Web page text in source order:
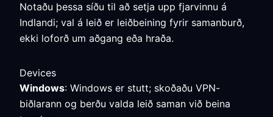
Notaðu þessa síðu til að setja upp fjarvinnu á
Indlandi; val á leið er leiðbeining fyrir samanburð,
ekki loforð um aðgang eða hraða.
Devices
Windows: Windows er stutt; skoðaðu VPN-
biðlarann og berðu valda leið saman við beina